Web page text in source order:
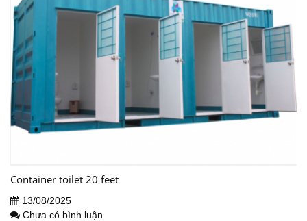
Container toilet 20 feet
13/08/2025
Chưa có bình luận